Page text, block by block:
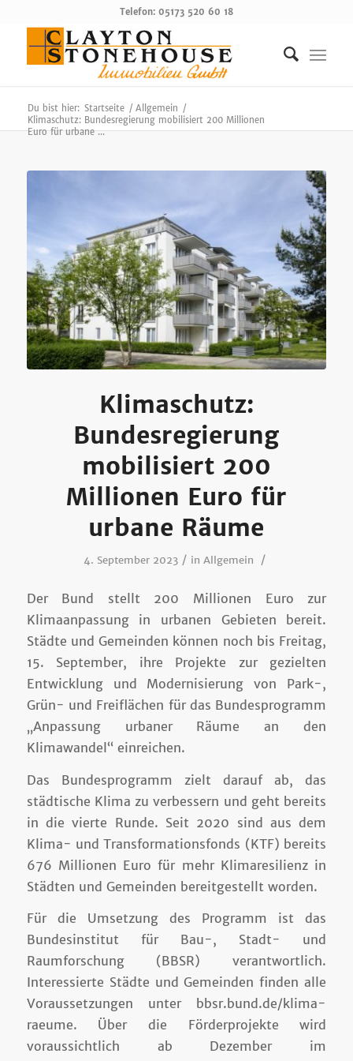
Telefon: 05173 520 60 18
Du bist hier: Startseite / Allgemein /
Klimaschutz: Bundesregierung mobilisiert 200 Millionen
Euro für urbane ...
Klimaschutz:
Bundesregierung
mobilisiert 200
Millionen Euro für
urbane Räume
4. September 2023 / in Allgemein /
Der Bund stellt 200 Millionen Euro zur
Klimaanpassung in urbanen Gebieten bereit.
Städte und Gemeinden können noch bis Freitag,
15. September, ihre Projekte zur gezielten
Entwicklung und Modernisierung von Park-,
Grün- und Freiflächen für das Bundesprogramm
„Anpassung urbaner Räume an den
Klimawandel“ einreichen.
Das Bundesprogramm zielt darauf ab, das
städtische Klima zu verbessern und geht bereits
in die vierte Runde. Seit 2020 sind aus dem
Klima- und Transformationsfonds (KTF) bereits
676 Millionen Euro für mehr Klimaresilienz in
Städten und Gemeinden bereitgestellt worden.
Für die Umsetzung des Programm ist das
Bundesinstitut für Bau-, Stadt- und
Raumforschung (BBSR) verantwortlich.
Interessierte Städte und Gemeinden finden alle
Voraussetzungen unter bbsr.bund.de/klima-
raeume. Über die Förderprojekte wird
voraussichtlich ab Dezember im